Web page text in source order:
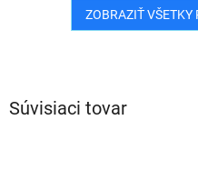
Súvisiaci tovar
ZOBRAZIŤ VŠETKY